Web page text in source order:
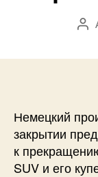
Немецкий
закрытии
к
SUV и его